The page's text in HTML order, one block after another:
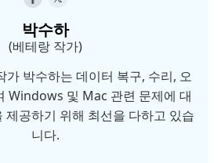
박수하
(베테랑 작가)
가 박수하는 데이터 복구, 수리, 오
Windows 및 Mac 관련 문제에 대
제공하기 위해 최선을 다하고 있습
니다.